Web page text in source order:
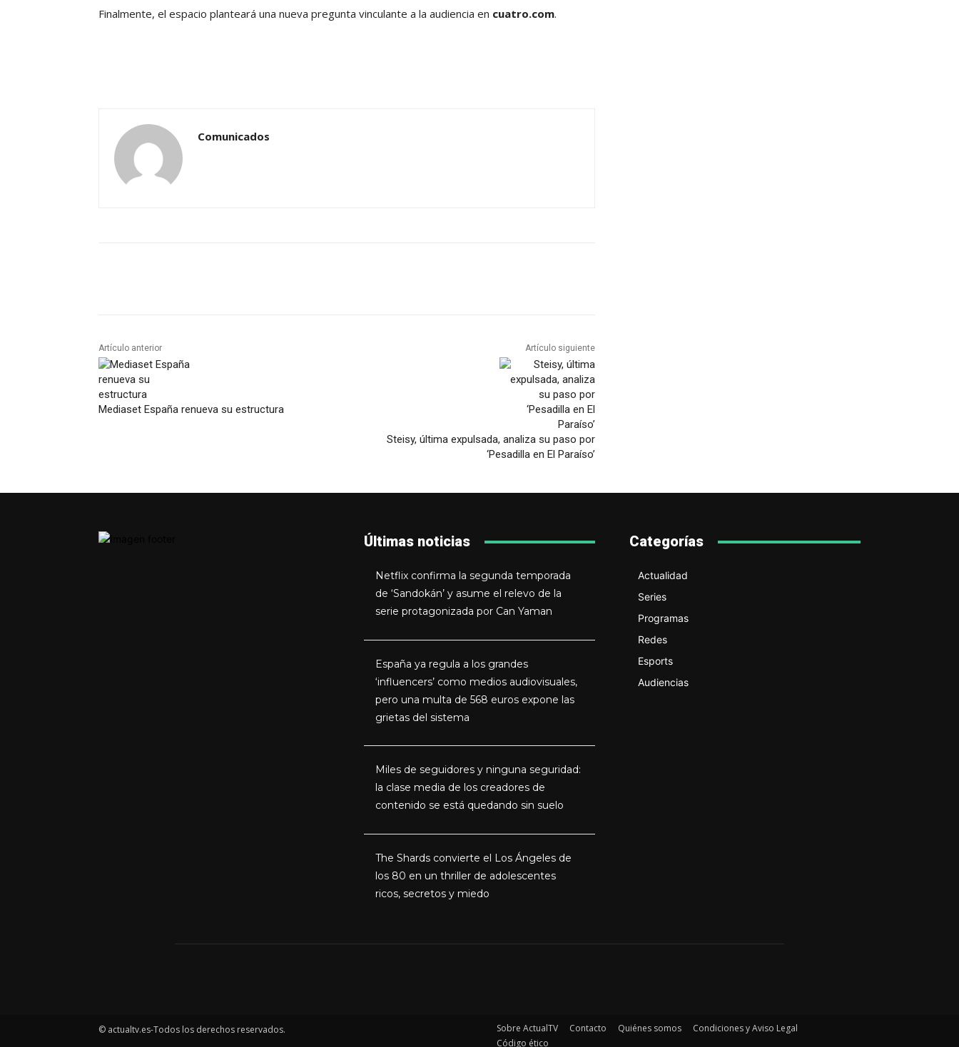
Finalmente, el espacio planteará una nueva pregunta vinculante a la audiencia en cuatro.com.
Comunicados
Artículo anterior
Mediaset España renueva su estructura
Artículo siguiente
Steisy, última expulsada, analiza su paso por
‘Pesadilla en El Paraíso’
Últimas noticias
Netflix confirma la segunda temporada
de ‘Sandokán’ y asume el relevo de la
serie protagonizada por Can Yaman
España ya regula a los grandes
‘influencers’ como medios audiovisuales,
pero una multa de 568 euros expone las
grietas del sistema
Miles de seguidores y ninguna seguridad:
la clase media de los creadores de
contenido se está quedando sin suelo
The Shards convierte el Los Ángeles de
los 80 en un thriller de adolescentes
ricos, secretos y miedo
Categorías
Actualidad
Series
Programas
Redes
Esports
Audiencias
© actualtv.es-Todos los derechos reservados. Sobre ActualTV Contacto Quiénes somos
Condiciones y Aviso Legal
Código ético